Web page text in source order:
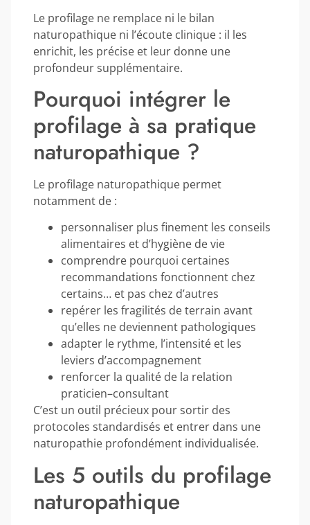
Le profilage ne remplace ni le bilan
naturopathique ni l’écoute clinique : il les
enrichit, les précise et leur donne une
profondeur supplémentaire.
Pourquoi intégrer le
profilage à sa pratique
naturopathique ?
Le profilage naturopathique permet
notamment de :
personnaliser plus finement les conseils
alimentaires et d’hygiène de vie
comprendre pourquoi certaines
recommandations fonctionnent chez
certains… et pas chez d’autres
repérer les fragilités de terrain avant
qu’elles ne deviennent pathologiques
adapter le rythme, l’intensité et les
leviers d’accompagnement
renforcer la qualité de la relation
praticien–consultant
C’est un outil précieux pour sortir des
protocoles standardisés et entrer dans une
naturopathie profondément individualisée.
Les 5 outils du profilage
naturopathique